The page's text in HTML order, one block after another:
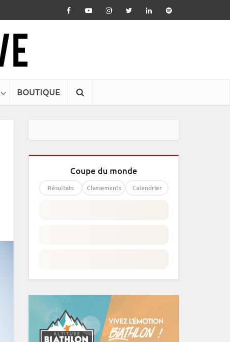
BOUTIQUE
Coupe du monde
Résultats Classements Calendrier